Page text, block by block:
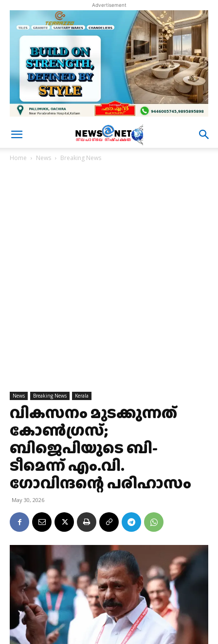
Advertisement
Home News Breaking News
News Breaking News Kerala
വികസനം മുടക്കുന്നത്
കോൺഗ്രസ്;
ബിജെപിയുടെ ബി-
ടീമെന്ന് എം.വി.
ഗോവിന്ദന്റെ പരിഹാസം
May 30, 2026